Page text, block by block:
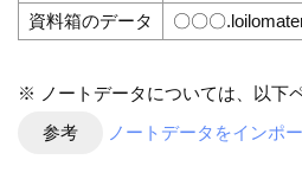
資料箱のデータ
〇〇〇
※ ノートデータについては、以下
参考
ノートデータをインポ